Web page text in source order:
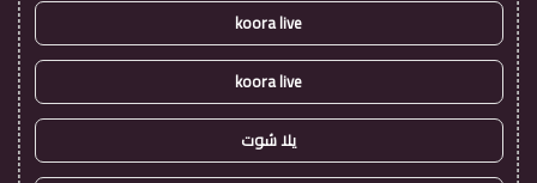
koora live
koora live
يلا شوت